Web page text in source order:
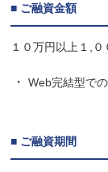
■ ご融資金額
１０万円以上１,０
Web完結型で
■ ご融資期間